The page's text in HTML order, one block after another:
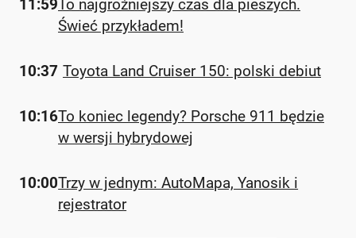
11:59To najgroźniejszy czas dla pieszych.
Świeć przykładem!
10:37 Toyota Land Cruiser 150: polski debiut
10:16To koniec legendy? Porsche 911 będzie
w wersji hybrydowej
10:00Trzy w jednym: AutoMapa, Yanosik i
rejestrator